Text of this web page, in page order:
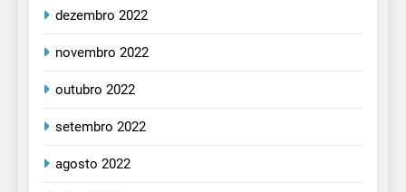
dezembro 2022
novembro 2022
outubro 2022
setembro 2022
agosto 2022